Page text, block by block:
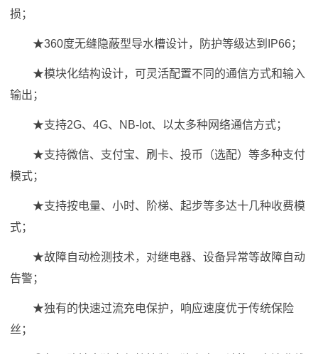
损；
★360度无缝隐蔽型导水槽设计，防护等级达到IP66；
★模块化结构设计，可灵活配置不同的通信方式和输入
输出；
★支持2G、4G、NB-Iot、以太多种网络通信方式；
★支持微信、支付宝、刷卡、投币（选配）等多种支付
模式；
★支持按电量、小时、阶梯、起步等多达十几种收费模
式；
★故障自动检测技术，对继电器、设备异常等故障自动
告警；
★独有的快速过流充电保护，响应速度优于传统保险
丝；